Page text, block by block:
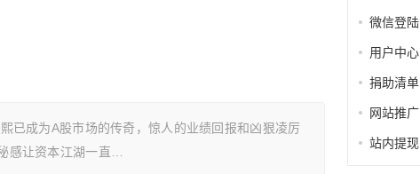
已成为A股市场的传奇，惊人的业绩回报和凶狠凌厉
感让资本江湖一直…
微信登陆
用户中心
捐助清单
网站推广
站内提现